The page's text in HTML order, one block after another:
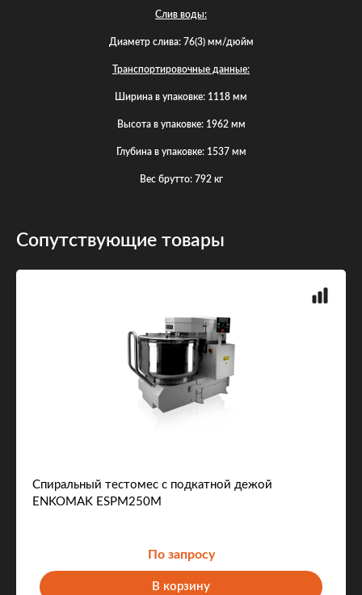
Слив воды:
Диаметр слива: 76(3) мм/дюйм
Транспортировочные данные:
Ширина в упаковке: 1118 мм
Высота в упаковке: 1962 мм
Глубина в упаковке: 1537 мм
Вес брутто: 792 кг
Сопутствующие товары
Спиральный тестомес с подкатной дежой
ENKOMAK ESPM250M
По запросу
В корзину